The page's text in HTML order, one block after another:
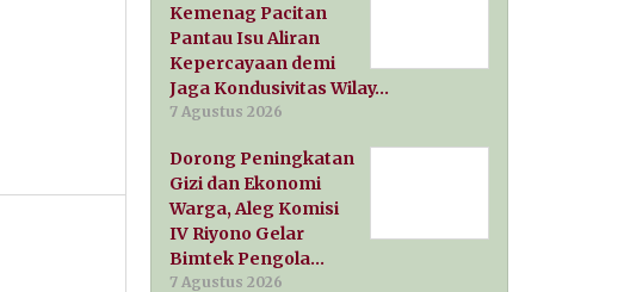
Kemenag Pacitan
Pantau Isu Aliran
Kepercayaan demi
Jaga Kondusivitas Wilay…
7 Agustus 2026
Dorong Peningkatan
Gizi dan Ekonomi
Warga, Aleg Komisi
IV Riyono Gelar
Bimtek Pengola…
7 Agustus 2026